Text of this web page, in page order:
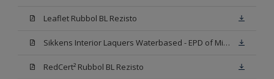
Leaflet Rubbol BL Rezisto
Sikkens Interior Laquers Waterbased - EPD of Milieuproductverklaring
RedCert² Rubbol BL Rezisto